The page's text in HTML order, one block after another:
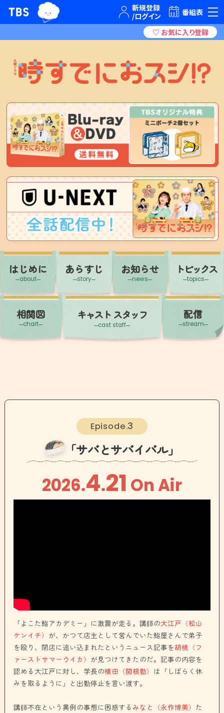
TBSテレビ｜ときめくときを。 番組表
はじめに
about
あらすじ
story
お知らせ
news
トピックス
topics
相関図
chart
キャスト スタッフ
cast staff
配信
stream
Episode.3
「サバとサバイバル」
2026.4.21On Air
「よこた鮨アカデミー」に激震が走る。講師の大江戸（松山
ケンイチ） が、かつて店主として営んでいた鮨屋さんで弟子
を殴り、閉店に追い込まれたというニュース記事を胡桃（フ
ァーストサマーウイカ） が見つけてきたのだ。記事の内容を
認める大江戸に対し、学長の横田（関根勤） は「しばらく休
みを取るように」と出勤停止を言い渡す。
講師不在という異例の事態に困惑する みなと（永作博美） た